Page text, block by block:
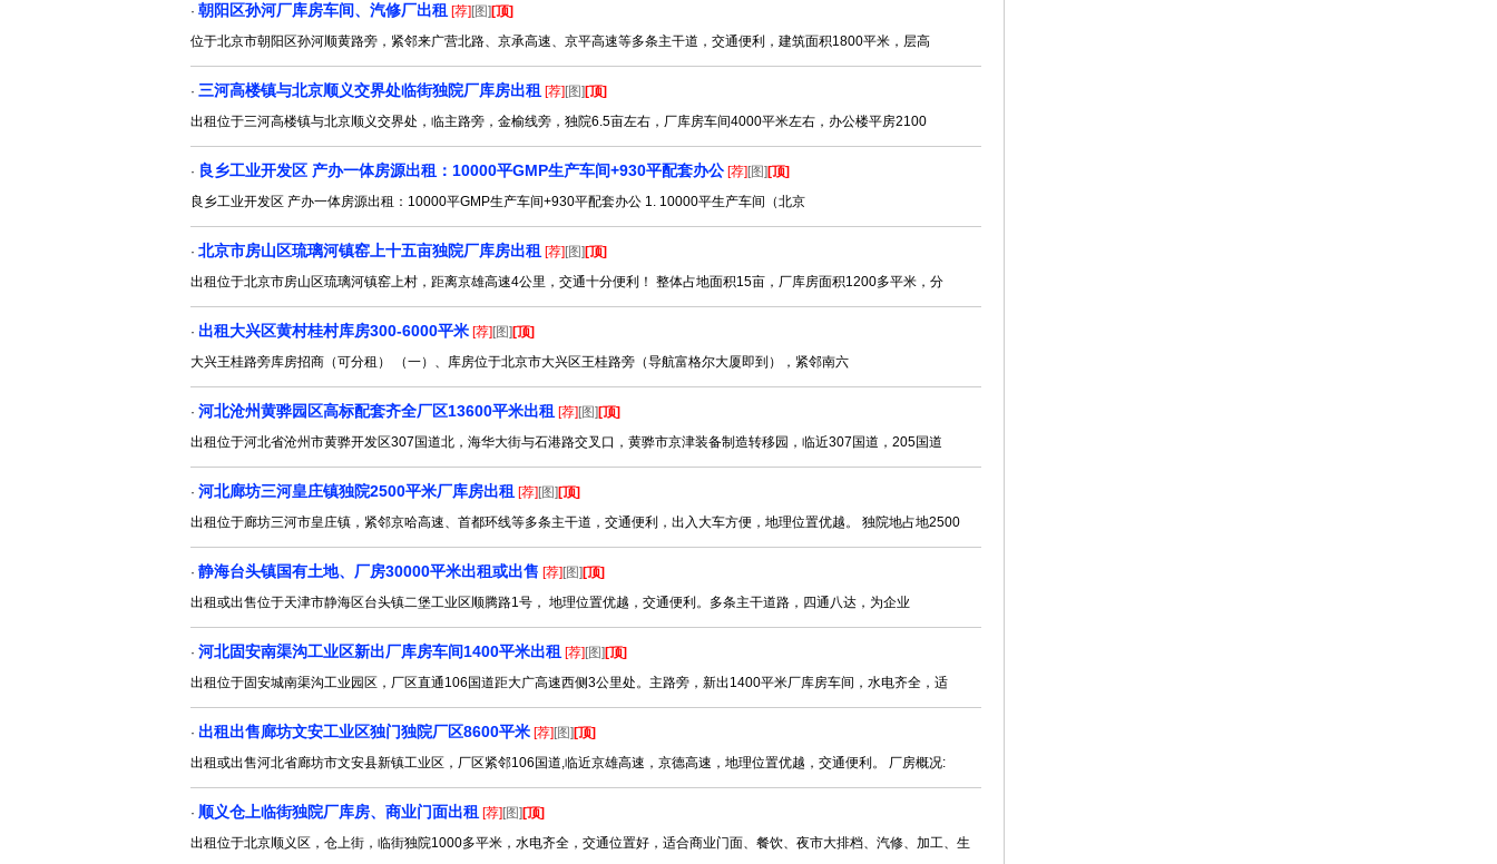
· 朝阳区孙河厂库房车间、汽修厂出租 [荐] [图] [顶]
位于北京市朝阳区孙河顺黄路旁，紧邻来广营北路、京承高速、京平高速等多条主干道，交通便利，建筑面积1800平米，层高
· 三河高楼镇与北京顺义交界处临街独院厂库房出租 [荐] [图] [顶]
出租位于三河高楼镇与北京顺义交界处，临主路旁，金榆线旁，独院6.5亩左右，厂库房车间4000平米左右，办公楼平房2100
· 良乡工业开发区 产办一体房源出租：10000平GMP生产车间+930平配套办公 [荐] [图] [顶]
良乡工业开发区 产办一体房源出租：10000平GMP生产车间+930平配套办公 1. 10000平生产车间（北京
· 北京市房山区琉璃河镇窑上十五亩独院厂库房出租 [荐] [图] [顶]
出租位于北京市房山区琉璃河镇窑上村，距离京雄高速4公里，交通十分便利！ 整体占地面积15亩，厂库房面积1200多平米，分
· 出租大兴区黄村桂村库房300-6000平米 [荐] [图] [顶]
大兴王桂路旁库房招商（可分租） （一）、库房位于北京市大兴区王桂路旁（导航富格尔大厦即到），紧邻南六
· 河北沧州黄骅园区高标配套齐全厂区13600平米出租 [荐] [图] [顶]
出租位于河北省沧州市黄骅开发区307国道北，海华大街与石港路交叉口，黄骅市京津装备制造转移园，临近307国道，205国道
· 河北廊坊三河皇庄镇独院2500平米厂库房出租 [荐] [图] [顶]
出租位于廊坊三河市皇庄镇，紧邻京哈高速、首都环线等多条主干道，交通便利，出入大车方便，地理位置优越。 独院地占地2500
· 静海台头镇国有土地、厂房30000平米出租或出售 [荐] [图] [顶]
出租或出售位于天津市静海区台头镇二堡工业区顺腾路1号， 地理位置优越，交通便利。多条主干道路，四通八达，为企业
· 河北固安南渠沟工业区新出厂库房车间1400平米出租 [荐] [图] [顶]
出租位于固安城南渠沟工业园区，厂区直通106国道距大广高速西侧3公里处。主路旁，新出1400平米厂库房车间，水电齐全，适
· 出租出售廊坊文安工业区独门独院厂区8600平米 [荐] [图] [顶]
出租或出售河北省廊坊市文安县新镇工业区，厂区紧邻106国道,临近京雄高速，京德高速，地理位置优越，交通便利。 厂房概况:
· 顺义仓上临街独院厂库房、商业门面出租 [荐] [图] [顶]
出租位于北京顺义区，仓上街，临街独院1000多平米，水电齐全，交通位置好，适合商业门面、餐饮、夜市大排档、汽修、加工、生